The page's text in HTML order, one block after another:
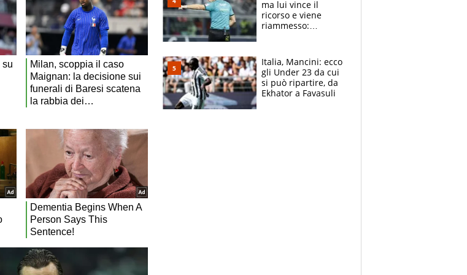
ma lui vince il
ricorso e viene
riammesso:
Italia, Mancini: ecco
gli Under 23 da cui
si può ripartire, da
Ekhator a Favasuli